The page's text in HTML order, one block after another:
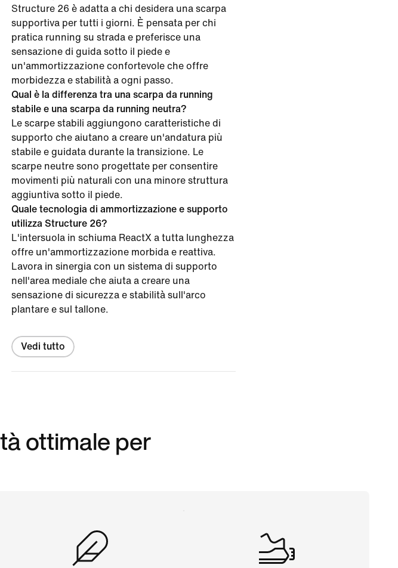
Structure 26 è adatta a chi desidera una scarpa
supportiva per tutti i giorni. È pensata per chi
pratica running su strada e preferisce una
sensazione di guida sotto il piede e
un'ammortizzazione confortevole che offre
morbidezza e stabilità a ogni passo.
Qual è la differenza tra una scarpa da running
stabile e una scarpa da running neutra?
Le scarpe stabili aggiungono caratteristiche di
supporto che aiutano a creare un'andatura più
stabile e guidata durante la transizione. Le
scarpe neutre sono progettate per consentire
movimenti più naturali con una minore struttura
aggiuntiva sotto il piede.
Quale tecnologia di ammortizzazione e supporto
utilizza Structure 26?
L'intersuola in schiuma ReactX a tutta lunghezza
offre un'ammortizzazione morbida e reattiva.
Lavora in sinergia con un sistema di supporto
nell'area mediale che aiuta a creare una
sensazione di sicurezza e stabilità sull'arco
plantare e sul tallone.
Vedi tutto
ottimale per